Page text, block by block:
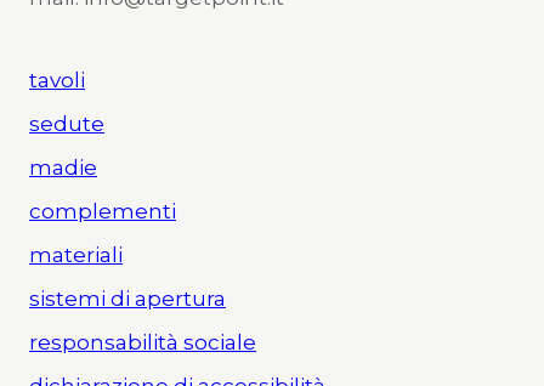
tavoli
sedute
madie
complementi
materiali
sistemi di apertura
responsabilità sociale